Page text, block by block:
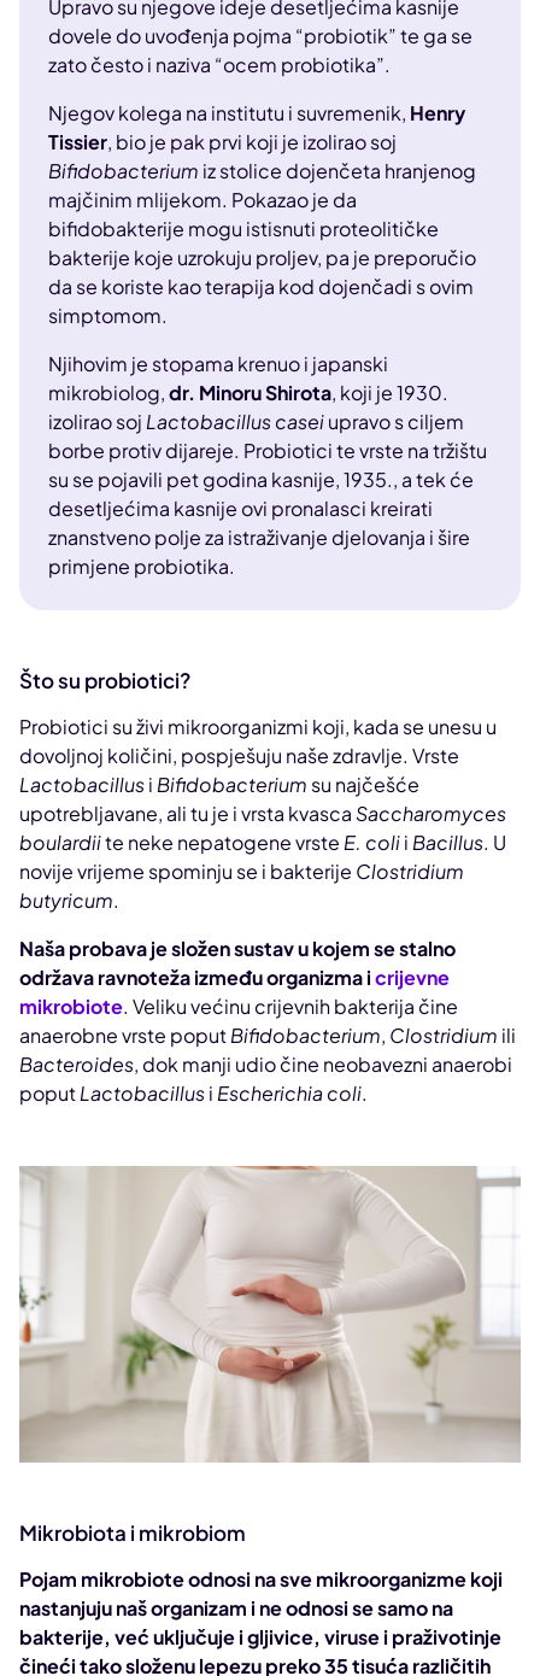
Upravo su njegove ideje desetljećima kasnije
dovele do uvođenja pojma “probiotik” te ga se
zato često i naziva “ocem probiotika”.
Njegov kolega na institutu i suvremenik, Henry
Tissier, bio je pak prvi koji je izolirao soj
Bifidobacterium iz stolice dojenčeta hranjenog
majčinim mlijekom. Pokazao je da
bifidobakterije mogu istisnuti proteolitičke
bakterije koje uzrokuju proljev, pa je preporučio
da se koriste kao terapija kod dojenčadi s ovim
simptomom.
Njihovim je stopama krenuo i japanski
mikrobiolog,dr. Minoru Shirota, koji je 1930.
izolirao sojLactobacillus caseiupravo s ciljem
borbe protiv dijareje. Probiotici te vrste na tržištu
su se pojavili pet godina kasnije, 1935., a tek će
desetljećima kasnije ovi pronalasci kreirati
znanstveno polje za istraživanje djelovanja i šire
primjene probiotika.
Što su probiotici?
Probiotici su živi mikroorganizmi koji, kada se unesu u
dovoljnoj količini, pospješuju naše zdravlje. Vrste
LactobacillusiBifidobacterium su najčešće
upotrebljavane, ali tu je i vrsta kvascaSaccharomyces
boulardiite neke nepatogene vrsteE. coliiBacillus. U
novije vrijeme spominju se i bakterije Clostridium
butyricum.
Naša probava je složen sustav u kojem se stalno
održava ravnoteža između organizma icrijevne
mikrobiote. Veliku većinu crijevnih bakterija čine
anaerobne vrste poputBifidobacterium, Clostridium ili
Bacteroides, dok manji udio čine neobavezni anaerobi
poputLactobacillusiEscherichia coli.
Mikrobiota i mikrobiom
Pojam mikrobiote odnosi na sve mikroorganizme koji
nastanjuju naš organizam i ne odnosi se samo na
bakterije, već uključuje i gljivice, viruse i praživotinje
čineći tako složenu lepezu preko 35 tisuća različitih